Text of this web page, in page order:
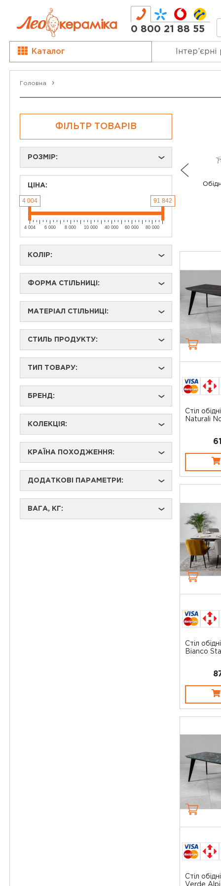
0 800 21 88 55
Каталог
Головна
ФІЛЬТР ТОВАРІВ
РОЗМІР: ›
ЦІНА:
4 004 91 842
4 004 6 000 8 000 10 000 40 000 60 000 80 000
КОЛІР: ›
ФОРМА СТІЛЬНИЦІ: ›
МАТЕРІАЛ СТІЛЬНИЦІ: ›
СТИЛЬ ПРОДУКТУ: ›
ТИП ТОВАРУ: ›
БРЕНД: ›
КОЛЕКЦІЯ: ›
КРАЇНА ПОХОДЖЕННЯ: ›
ДОДАТКОВІ ПАРАМЕТРИ: ›
ВАГА, КГ: ›
Стіл
Naturali
Стіл
Bianco
Стіл
Verde Alpi